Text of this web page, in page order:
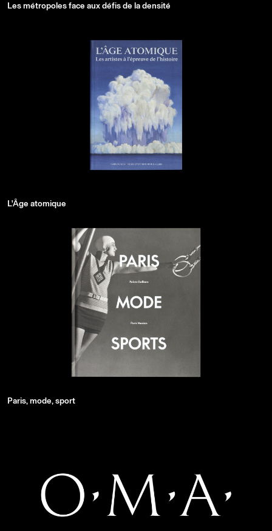
Les métropoles face aux défis de la densité
L'Âge atomique
Paris, mode, sport